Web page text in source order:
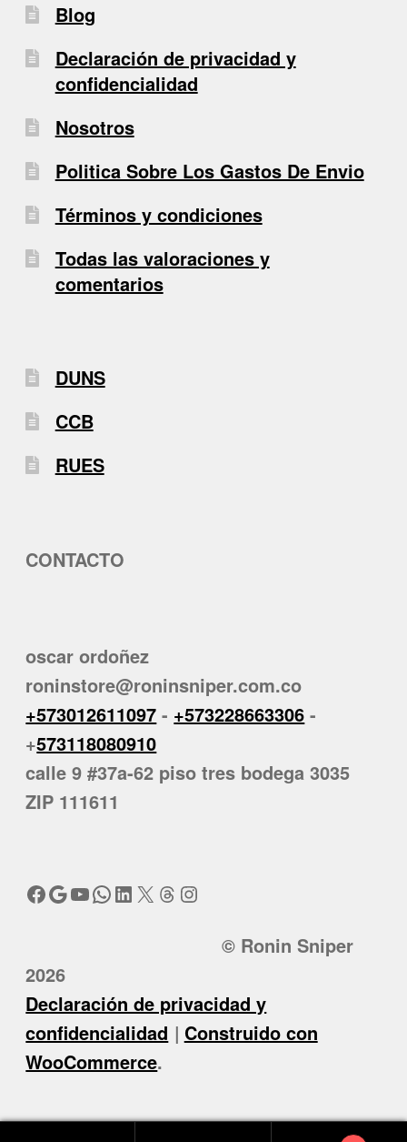
Blog
Declaración de privacidad y
confidencialidad
Nosotros
Politica Sobre Los Gastos De Envio
Términos y condiciones
Todas las valoraciones y
comentarios
DUNS
CCB
RUES
CONTACTO
oscar ordoñez
roninstore@roninsniper.com.co
+573012611097 - +573228663306 -
+573118080910
calle 9 #37a-62 piso tres bodega 3035
ZIP 111611
Facebook
Google
YouTube
WhatsApp
LinkedIn
X Threads
Instagram
© Ronin Sniper
2026
Declaración de privacidad y
confidencialidad
Construido con
WooCommerce.